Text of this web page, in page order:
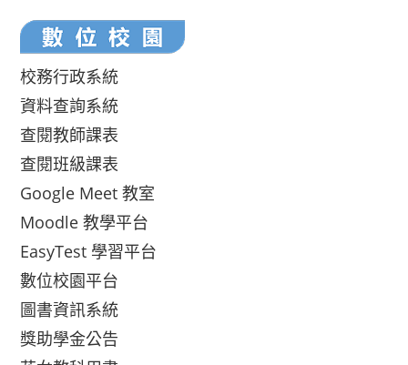
校務行政系統
資料查詢系統
查閱教師課表
查閱班級課表
Google Meet 教室
Moodle 教學平台
EasyTest 學習平台
數位校園平台
圖書資訊系統
獎助學金公告